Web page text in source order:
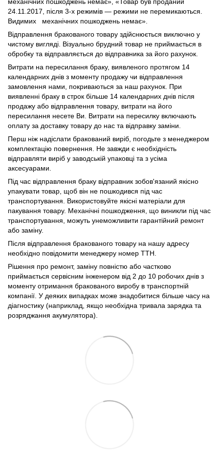
24.11.2017, після 3-х режимів — режими не перемикаються.
Видимих механічних пошкоджень немає».
Відправлення бракованого товару здійснюється виключно у
чистому вигляді. Візуально брудний товар не приймається в
обробку та відправляється до відправника за його рахунок.
Витрати на пересилання браку, виявленого протягом 14
календарних днів з моменту продажу чи відправлення
замовлення нами, покриваються за наш рахунок. При
виявленні браку в строк більше 14 календарних днів після
продажу або відправлення товару, витрати на його
пересилання несете Ви. Витрати на пересилку включають
оплату за доставку товару до нас та відправку заміни.
Перш ніж надіслати бракований виріб, погодьте з менеджером
комплектацію повернення. Не завжди є необхідність
відправляти виріб у заводській упаковці та з усіма
аксесуарами.
Під час відправлення браку відправник зобов'язаний якісно
упакувати товар, щоб він не пошкодився під час
транспортування. Використовуйте якісні матеріали для
пакування товару. Механічні пошкодження, що виникли під час
транспортування, можуть унеможливити гарантійний ремонт
або заміну.
Після відправлення бракованого товару на нашу адресу
необхідно повідомити менеджеру номер ТТН.
Рішення про ремонт, заміну повністю або частково
приймається сервісним інженером від 2 до 10 робочих днів з
моменту отримання бракованого виробу в транспортній
компанії. У деяких випадках може знадобитися більше часу на
діагностику (наприклад, якщо необхідна тривала зарядка та
розряджання акумулятора).